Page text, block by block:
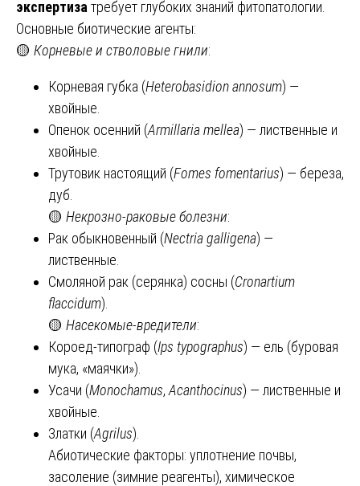
экспертиза требует глубоких знаний фитопатологии.
Основные биотические агенты:
🟡 Корневые и стволовые гнили:
Корневая губка (Heterobasidion annosum) —
хвойные.
Опенок осенний (Armillaria mellea) — лиственные и
хвойные.
Трутовик настоящий (Fomes fomentarius) — береза,
дуб.
🟡 Некрозно-раковые болезни:
Рак обыкновенный (Nectria galligena) —
лиственные.
Смоляной рак (серянка) сосны (Cronartium
flaccidum).
🟡 Насекомые-вредители:
Короед-типограф (Ips typographus) — ель (буровая
мука, «маячки»).
Усачи (Monochamus, Acanthocinus) — лиственные и
хвойные.
Златки (Agrilus).
Абиотические факторы: уплотнение почвы,
засоление (зимние реагенты), химическое